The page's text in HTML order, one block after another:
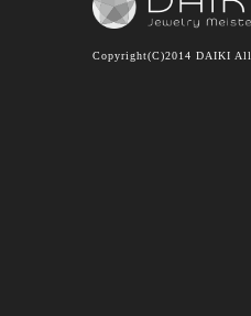
Copyright(C)2014 DAIKI All